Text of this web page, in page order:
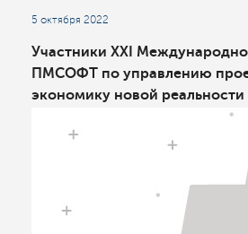
5 октября 2022
Участники XXI
ПМСОФТ по управлению
экономику новой реальности